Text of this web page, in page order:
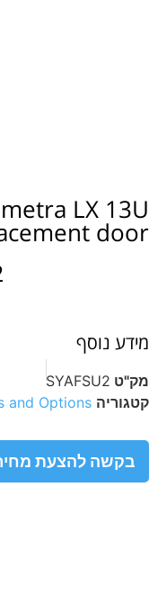
LX 13U
door
מידע נוסף
מק"ט SYAFSU2
קטגוריה and Options
בקשה להצעת